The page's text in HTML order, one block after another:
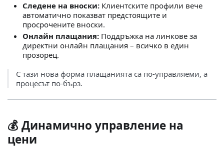
Следене на вноски: Клиентските профили вече
автоматично показват предстоящите и
просрочените вноски.
Онлайн плащания: Поддръжка на линкове за
директни онлайн плащания – всичко в един
прозорец.
С тази нова форма плащанията са по-управляеми, а
процесът по-бърз.
💰 Динамично управление на
цени